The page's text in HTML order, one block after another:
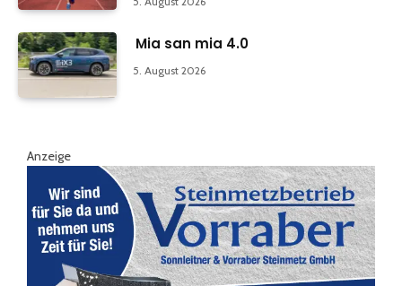
Mia san mia 4.0
5. August 2026
Anzeige